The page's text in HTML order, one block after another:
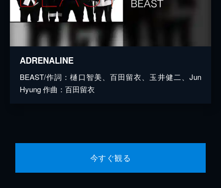
ADRENALINE
BEAST/作詞：樋口智美、百田留衣、玉井健二、Jun
Hyung 作曲：百田留衣
今すぐ観る